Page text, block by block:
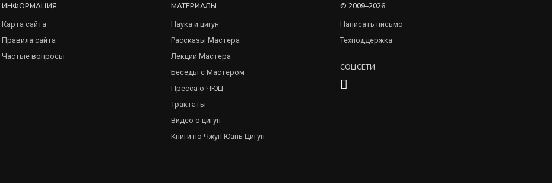
ИНФОРМАЦИЯ
Карта сайта
Правила сайта
Частые вопросы
МАТЕРИАЛЫ
Наука и цигун
Рассказы Мастера
Лекции Мастера
Беседы с Мастером
Пресса о ЧЮЦ
Трактаты
Видео о цигун
Книги по Чжун Юань Цигун
© 2009–2026
Написать письмо
Техподдержка
СОЦСЕТИ